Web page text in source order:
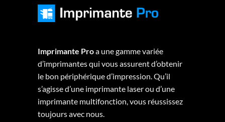
Imprimante Proa une gamme variée
d’imprimantes qui vous assurent d’obtenir
le bon périphérique d’impression. Qu’il
s’agisse d’une imprimante laser ou d’une
imprimante multifonction, vous réussissez
toujours avec nous.